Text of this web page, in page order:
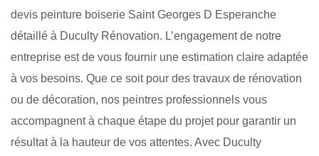
devis peinture boiserie Saint Georges D Esperanche
détaillé à Duculty Rénovation. L’engagement de notre
entreprise est de vous fournir une estimation claire adaptée
à vos besoins. Que ce soit pour des travaux de rénovation
ou de décoration, nos peintres professionnels vous
accompagnent à chaque étape du projet pour garantir un
résultat à la hauteur de vos attentes. Avec Duculty